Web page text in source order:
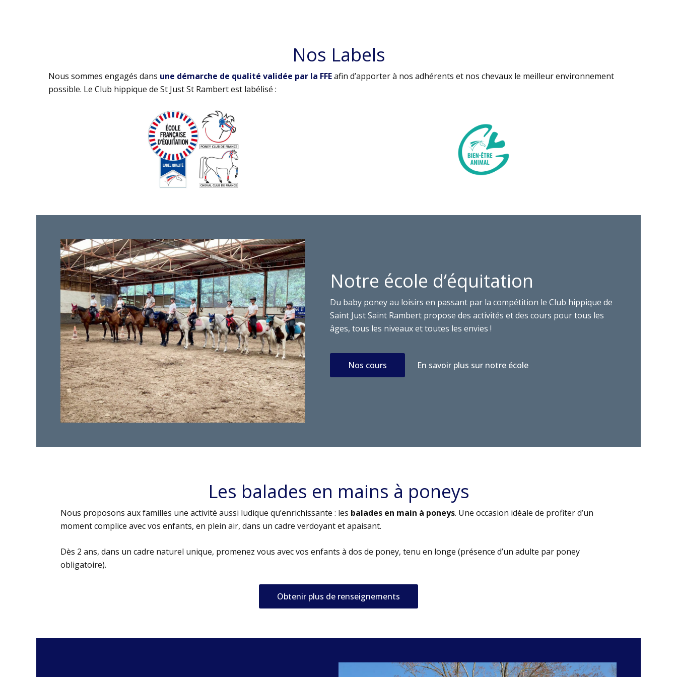
Nos Labels
Nous sommes engagés dans une démarche de qualité validée par la FFEafin d’apporter à nos adhérents et nos chevaux le meilleur environnement
possible. Le Club hippique de St Just St Rambert est labélisé :
Notre école d’équitation
Du baby poney au loisirs en passant par la compétition le Club hippique de
Saint Just Saint Rambert propose des activités et des cours pour tous les
âges, tous les niveaux et toutes les envies !
Nos cours En savoir plus sur notre école
Les balades en mains à poneys
Nous proposons aux familles une activité aussi ludique qu’enrichissante : les balades en main à poneys. Une occasion idéale de profiter d’un
moment complice avec vos enfants, en plein air, dans un cadre verdoyant et apaisant.
Dès 2 ans, dans un cadre naturel unique, promenez vous avec vos enfants à dos de poney, tenu en longe (présence d’un adulte par poney
obligatoire).
Obtenir plus de renseignements